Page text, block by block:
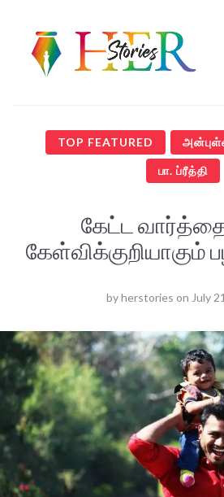
TOP FEATURED
பா. ப்ரீத்தி
கேட்ட
byherstories on July